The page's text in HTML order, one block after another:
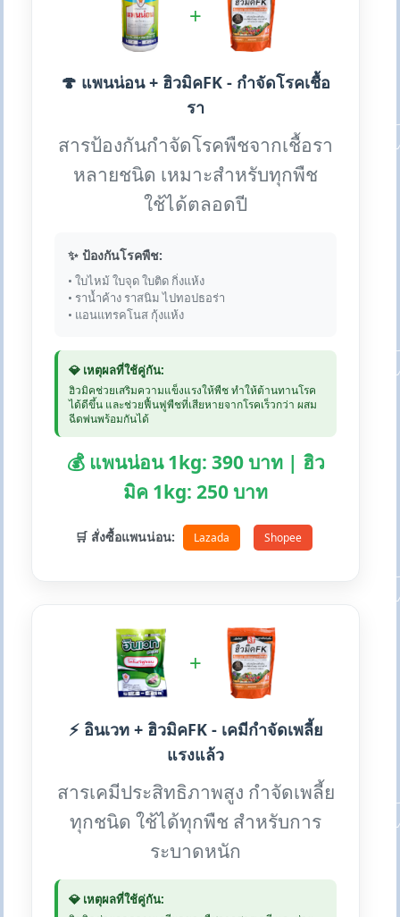
+
🍄 แพนน่อน + ฮิวมิคFK - กำจัดโรคเชื้อ
รา
สารป้องกันกำจัดโรคพืชจากเชื้อรา
หลายชนิด เหมาะสำหรับทุกพืช
ใช้ได้ตลอดปี
✨ ป้องกันโรคพืช:
• ใบไหม้ ใบจุด ใบติด กิ่งแห้ง
• ราน้ำค้าง ราสนิม ไปทอปธอร่า
• แอนแทรคโนส กุ้งแห้ง
💎 เหตุผลที่ใช้คู่กัน:
ฮิวมิคช่วยเสริมความแข็งแรงให้พืช ทำให้ต้านทานโรค
ได้ดีขึ้น และช่วยฟื้นฟูพืชที่เสียหายจากโรคเร็วกว่า ผสม
ฉีดพ่นพร้อมกันได้
💰 แพนน่อน 1kg: 390 บาท | ฮิว
มิค 1kg: 250 บาท
🛒 สั่งซื้อแพนน่อน: Lazada Shopee
+
⚡ อินเวท + ฮิวมิคFK - เคมีกำจัดเพลี้ย
แรงแล้ว
สารเคมีประสิทธิภาพสูง กำจัดเพลี้ย
ทุกชนิด ใช้ได้ทุกพืช สำหรับการ
ระบาดหนัก
💎 เหตุผลที่ใช้คู่กัน: